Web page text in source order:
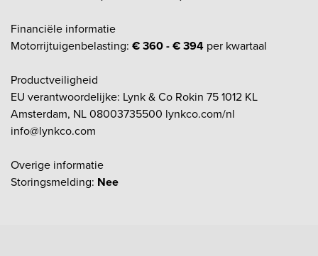
Financiële informatie
Motorrijtuigenbelasting: € 360 - € 394 per kwartaal
Productveiligheid
EU verantwoordelijke: Lynk & Co Rokin 75 1012 KL
Amsterdam, NL 08003735500 lynkco.com/nl
info@lynkco.com
Overige informatie
Storingsmelding: Nee